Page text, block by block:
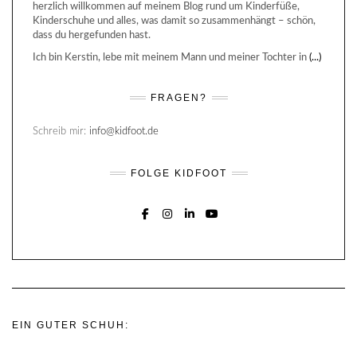
herzlich willkommen auf meinem Blog rund um Kinderfüße,
Kinderschuhe und alles, was damit so zusammenhängt – schön,
dass du hergefunden hast.
Ich bin Kerstin, lebe mit meinem Mann und meiner Tochter in (...)
FRAGEN?
Schreib mir: info@kidfoot.de
FOLGE KIDFOOT
EIN GUTER SCHUH: